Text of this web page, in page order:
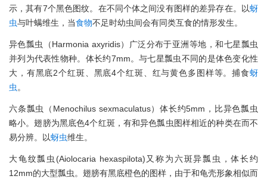
示，其有7个黑色图纹。在不同个体之间没有图样的差异存在。以蚜
虫与叶螨维生，当食物不足时幼虫间会有同类互食的情形发生。
异色瓢虫（Harmonia axyridis）广泛分布于亚洲等地，和七星瓢虫
并列为代表性物种。体长约7mm。与七星瓢虫不同的是体色变化性
大，有黑底2个红斑、黑底4个红斑、红与黄色多图样等。捕食蚜
虫 。
六条瓢虫（Menochilus sexmaculatus）体长约5mm，比异色瓢虫
略小。翅膀为黑底色4个红斑，有和异色瓢虫图样相近的种类在而不
易分辨。以蚜虫维生。
大龟纹瓢虫(Aiolocaria hexaspilota)又称为六斑异瓢虫，体长约
12mm的大型瓢虫。翅膀有黑底橙色的图样，由于和龟壳形象相似而